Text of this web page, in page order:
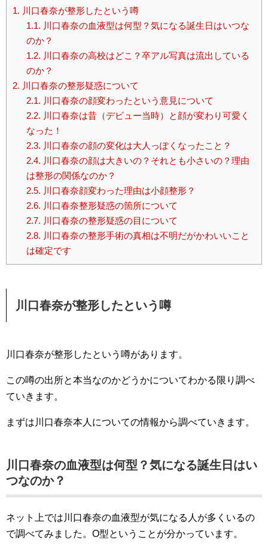
1. 川口春奈が整形したという噂
1.1. 川口春奈の血液型は何型？気になる誕生日はいつな
のか？
1.2. 川口春奈の高校はどこ？卒アル写真は流出している
のか？
2. 川口春奈の整形疑惑について
2.1. 川口春奈の顔変わったという意見について
2.2. 川口春奈は昔（デビュー当時）と顔が変わり可愛く
なった！
2.3. 川口春奈の顔の変化は大人っぽくなったこと？
2.4. 川口春奈の顔は大きいの？それとも小さいの？理由
は整形の関係なのか？
2.5. 川口春奈顔変わった理由は小顔整形？
2.6. 川口春奈整形疑惑の箇所について
2.7. 川口春奈の整形疑惑の目について
2.8. 川口春奈の整形手術の真相は不明だがかわいいこと
は確定です
川口春奈が整形したという噂
川口春奈が整形したという噂があります。
この噂の出所と本当なのかどうかについてわかる限り調べ
ていきます。
まずは川口春奈本人についての情報から調べていきます。
川口春奈の血液型は何型？気になる誕生日はい
つなのか？
ネット上では川口春奈の血液型が気になる人が多くいるの
で調べてみました。O型ということが分かっています。